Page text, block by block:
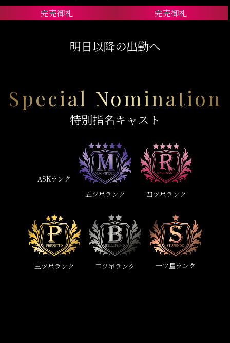
完売御礼 完売御礼
明日以降の出勤へ
Special Nomination
特別指名キャスト
ASKランク
五ツ星ランク
四ツ星ランク
三ツ星ランク 二ツ星ランク 一ツ星ランク